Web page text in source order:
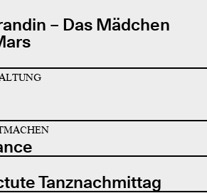
– Das Mädchen
Tanznachmittag